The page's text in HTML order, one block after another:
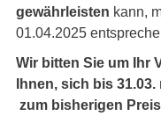
gewährleisten kann,
01.04.2025
Wir bitten Sie um Ihr
Ihnen, sich bis
zum bisherigen